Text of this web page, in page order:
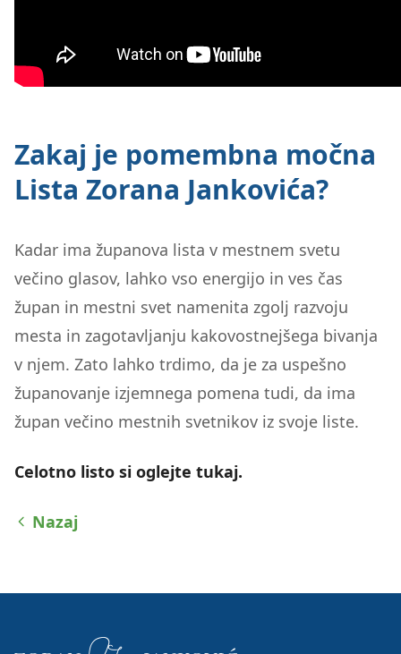
Zakaj je pomembna močna
Lista Zorana Jankovića?
Kadar ima županova lista v mestnem svetu
večino glasov, lahko vso energijo in ves čas
župan in mestni svet namenita zgolj razvoju
mesta in zagotavljanju kakovostnejšega bivanja
v njem. Zato lahko trdimo, da je za uspešno
županovanje izjemnega pomena tudi, da ima
župan večino mestnih svetnikov iz svoje liste.
Celotno listo si oglejte tukaj.
Nazaj